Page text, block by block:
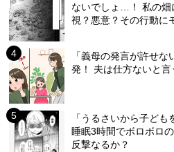
ないでしょ…！ 私の
視？悪意？その行動に
「義母の発言が許せ
発！ 夫は仕方ないと
「うるさいから子ど
睡眠3時間でボロボロ
反撃なるか？